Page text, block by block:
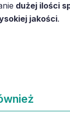
dużej ilości
jakości.